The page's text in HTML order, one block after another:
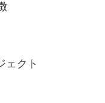
ェクト